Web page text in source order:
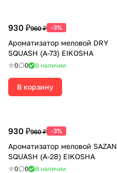
930 ₽960 ₽ -3%
Ароматизатор меловой DRY
SQUASH (А-73) EIKOSHA
0 0 В наличии
В корзину
930 ₽960 ₽ -3%
Ароматизатор меловой SAZAN
SQUASH (А-28) EIKOSHA
0 0 В наличии